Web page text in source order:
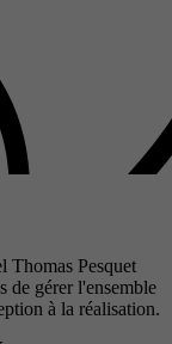
Thomas Pesquet
de gérer l'ensemble
à la réalisation.